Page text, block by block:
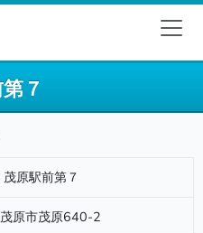
７
原駅前第７
原市茂原640-2